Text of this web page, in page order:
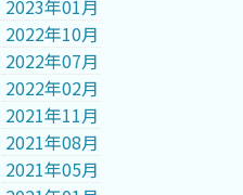
2023年01月
2022年10月
2022年07月
2022年02月
2021年11月
2021年08月
2021年05月